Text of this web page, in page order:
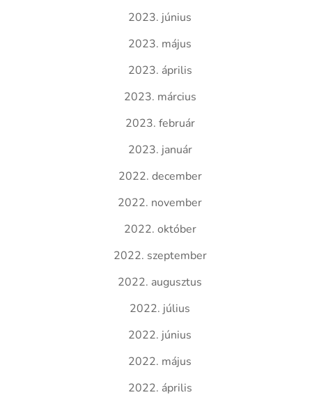
2023. június
2023. május
2023. április
2023. március
2023. február
2023. január
2022. december
2022. november
2022. október
2022. szeptember
2022. augusztus
2022. július
2022. június
2022. május
2022. április